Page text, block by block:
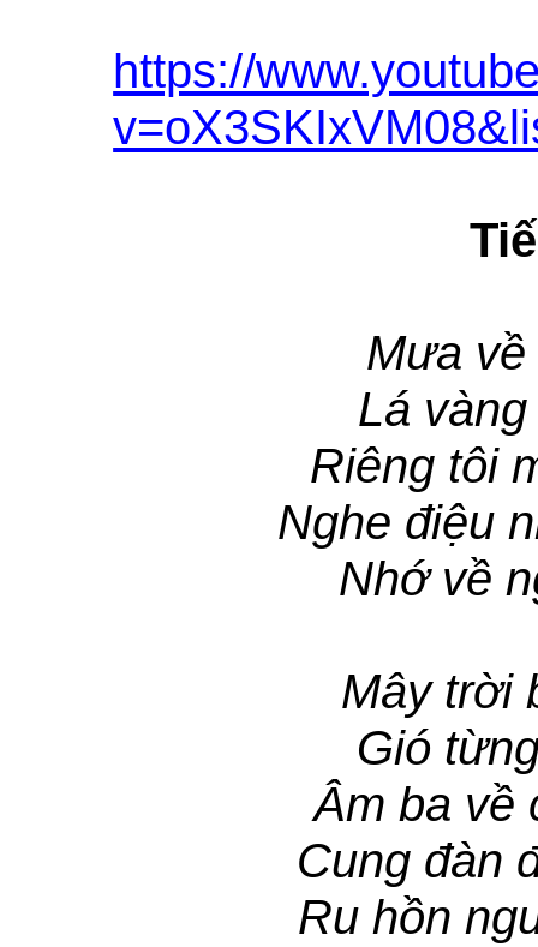
https://
Mưa về
Lá
Riêng tôi
Nghe điệu
Nhớ về
Mây trời
Gió
Âm ba về
Cung đàn
Ru hồn